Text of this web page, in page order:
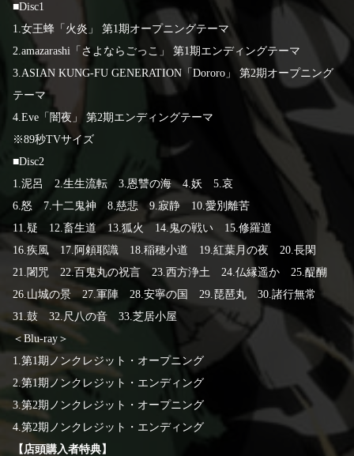
■Disc1
1.女王蜂「火炎」 第1期オープニングテーマ
2.amazarashi「さよならごっこ」 第1期エンディングテーマ
3.ASIAN KUNG-FU GENERATION「Dororo」 第2期オープニング
テーマ
4.Eve「闇夜」 第2期エンディングテーマ
※89秒TVサイズ
■Disc2
1.泥呂 2.生生流転 3.恩讐の海 4.妖 5.哀
6.怒 7.十二鬼神 8.慈悲 9.寂静 10.愛別離苦
11.疑 12.畜生道 13.狐火 14.鬼の戦い 15.修羅道
16.疾風 17.阿頼耶識 18.稲穂小道 19.紅葉月の夜 20.長閑
21.闍咒 22.百鬼丸の祝言 23.西方浄土 24.仏縁遥か 25.醍醐
26.山城の景 27.軍陣 28.安寧の国 29.琵琶丸 30.諸行無常
31.鼓 32.尺八の音 33.芝居小屋
＜Blu-ray＞
1.第1期ノンクレジット・オープニング
2.第1期ノンクレジット・エンディング
3.第2期ノンクレジット・オープニング
4.第2期ノンクレジット・エンディング
【店頭購入者特典】